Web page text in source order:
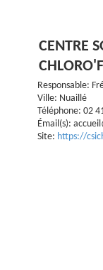
CENTRE
Responsable:
Ville: Nuaillé
Téléphone: 02
Émail(s):
Site: https://